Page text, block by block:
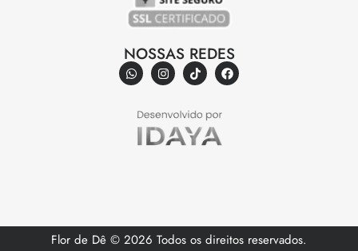
NOSSAS REDES
Flor de Dê © 2026 Todos os direitos reservados.